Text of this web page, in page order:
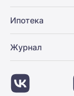
Ипотека
Журнал